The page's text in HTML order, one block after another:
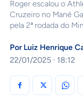
Roger escalou o
Cruzeiro no Mané
pela 2ª rodada do
Por Luiz Henrique
22/01/2025 · 18:12